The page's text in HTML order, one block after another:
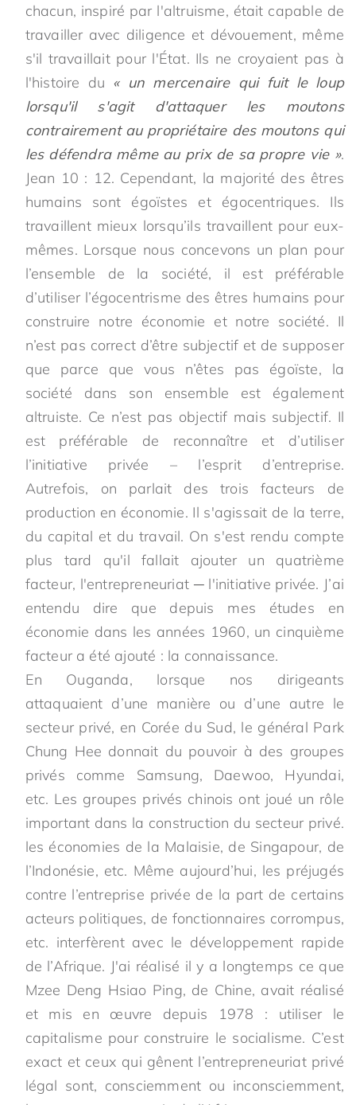
chacun, inspiré par l'altruisme, était capable de
travailler avec diligence et dévouement, même
s'il travaillait pour l'État. Ils ne croyaient pas à
l'histoire du « un mercenaire qui fuit le loup
lorsqu'il s'agit d'attaquer les moutons
contrairement au propriétaire des moutons qui
les défendra même au prix de sa propre vie ».
Jean 10 : 12. Cependant, la majorité des êtres
humains sont égoïstes et égocentriques. Ils
travaillent mieux lorsqu’ils travaillent pour eux-
mêmes. Lorsque nous concevons un plan pour
l’ensemble de la société, il est préférable
d’utiliser l’égocentrisme des êtres humains pour
construire notre économie et notre société. Il
n’est pas correct d’être subjectif et de supposer
que parce que vous n’êtes pas égoïste, la
société dans son ensemble est également
altruiste. Ce n’est pas objectif mais subjectif. Il
est préférable de reconnaître et d’utiliser
l’initiative privée – l’esprit d’entreprise.
Autrefois, on parlait des trois facteurs de
production en économie. Il s'agissait de la terre,
du capital et du travail. On s'est rendu compte
plus tard qu'il fallait ajouter un quatrième
facteur, l'entrepreneuriat ─ l'initiative privée. J’ai
entendu dire que depuis mes études en
économie dans les années 1960, un cinquième
facteur a été ajouté : la connaissance.
En Ouganda, lorsque nos dirigeants
attaquaient d’une manière ou d’une autre le
secteur privé, en Corée du Sud, le général Park
Chung Hee donnait du pouvoir à des groupes
privés comme Samsung, Daewoo, Hyundai,
etc. Les groupes privés chinois ont joué un rôle
important dans la construction du secteur privé.
les économies de la Malaisie, de Singapour, de
l’Indonésie, etc. Même aujourd’hui, les préjugés
contre l’entreprise privée de la part de certains
acteurs politiques, de fonctionnaires corrompus,
etc. interfèrent avec le développement rapide
de l’Afrique. J'ai réalisé il y a longtemps ce que
Mzee Deng Hsiao Ping, de Chine, avait réalisé
et mis en œuvre depuis 1978 : utiliser le
capitalisme pour construire le socialisme. C’est
exact et ceux qui gênent l’entrepreneuriat privé
légal sont, consciemment ou inconsciemment,